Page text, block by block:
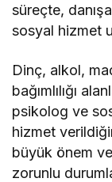
süreçte,
sosyal hizmet
Dinç, alkol,
bağımlılığı
psikolog ve
hizmet
büyük önem
zorunlu